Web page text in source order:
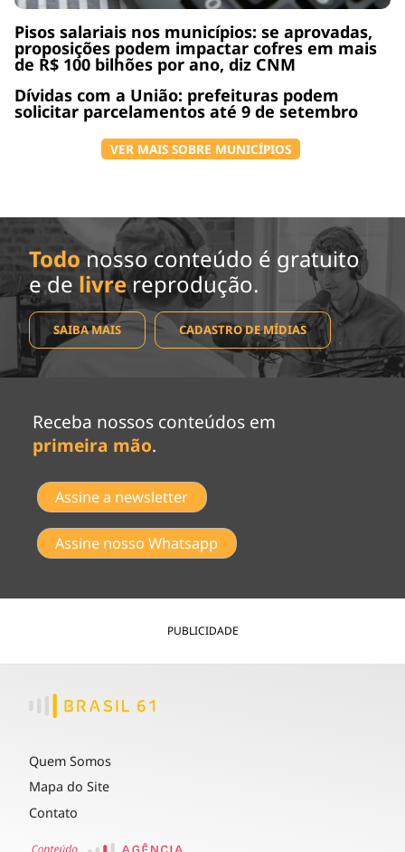
Pisos salariais nos municípios: se aprovadas,
proposições podem impactar cofres em mais
de R$ 100 bilhões por ano, diz CNM
Dívidas com a União: prefeituras podem
solicitar parcelamentos até 9 de setembro
VER MAIS SOBRE MUNICÍPIOS
Todo nosso conteúdo é gratuito
e de livrereprodução.
SAIBA MAIS CADASTRO DE MÍDIAS
Receba nossos conteúdos em
primeira mão.
Assine a newsletter
Assine nosso Whatsapp
PUBLICIDADE
Quem Somos
Mapa do Site
Contato